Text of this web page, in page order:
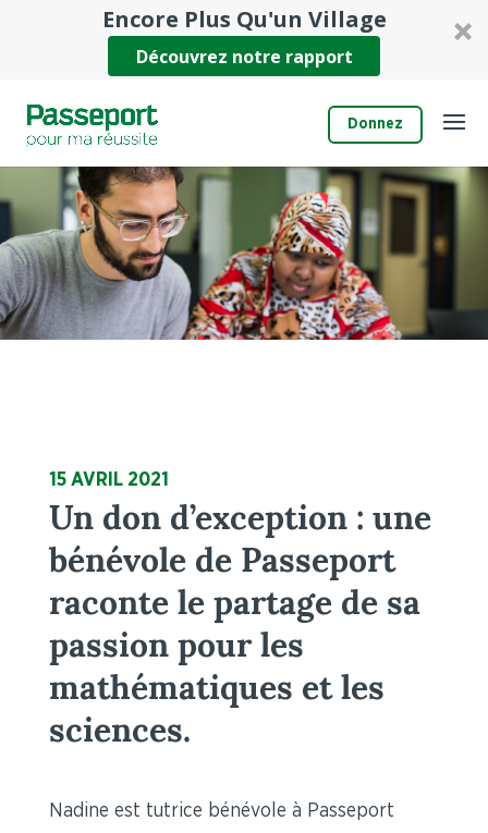
Encore Plus Qu'un Village
Découvrez notre rapport
Donnez
15 AVRIL 2021
Un don d’exception : une
bénévole de Passeport
raconte le partage de sa
passion pour les
mathématiques et les
sciences.
Nadine est tutrice bénévole à Passeport